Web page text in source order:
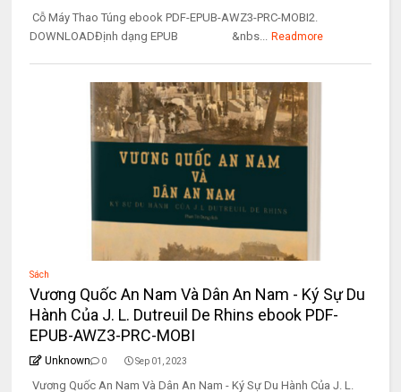
Cỗ Máy Thao Túng ebook PDF-EPUB-AWZ3-PRC-MOBI2.
DOWNLOADĐịnh dạng EPUB &nbs... Readmore
Sách
Vương Quốc An Nam Và Dân An Nam - Ký Sự Du
Hành Của J. L. Dutreuil De Rhins ebook PDF-
EPUB-AWZ3-PRC-MOBI
Unknown 0 Sep 01, 2023
Vương Quốc An Nam Và Dân An Nam - Ký Sự Du Hành Của J. L.